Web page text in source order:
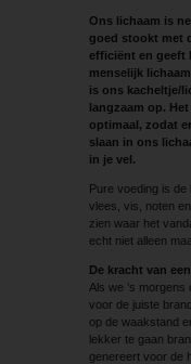
Ons lichaam is
goed stookt met
efficiënt en geeft
menselijk
is ons kacheltje/
langzaam op.
optimaal, zodat
slaan in ons
in je vel.
Pure voeding is de
vlees, vis, noten
zien waar het
echt niet alleen
De kracht van
Als we ’s
voor de juiste
op de waakstand
lekker te gaan
genereert voor de